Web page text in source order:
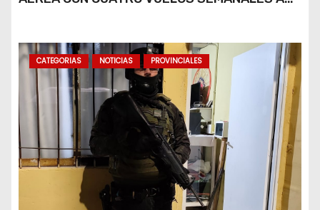
CATEGORIAS NOTICIAS PROVINCIALES